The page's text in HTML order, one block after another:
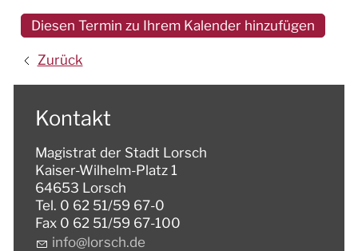
Diesen Termin zu Ihrem Kalender hinzufügen
Zurück
Kontakt
Magistrat der Stadt Lorsch
Kaiser-Wilhelm-Platz 1
64653 Lorsch
Tel. 0 62 51/59 67-0
Fax 0 62 51/59 67-100
nf
l rsch d